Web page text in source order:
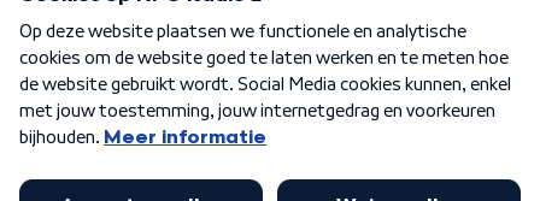
Algemene voorwaarden